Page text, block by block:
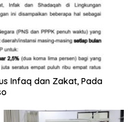
Infaq dan Zakat, Pada